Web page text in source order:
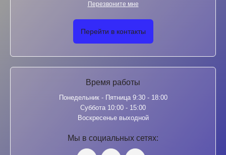
Перезвоните мне
Перейти в контакты
Время работы
Понедельник - Пятница 9:30 - 18:00
Суббота 10:00 - 15:00
Воскресенье выходной
Мы в социальных сетях: